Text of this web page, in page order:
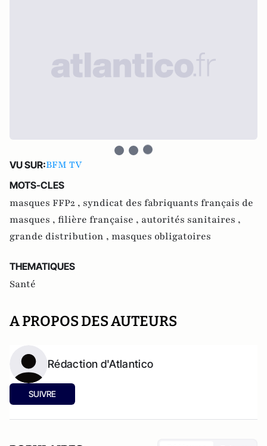
VU SUR:BFM TV
MOTS-CLES
masques FFP2 , syndicat des fabriquants français de
masques , filière française , autorités sanitaires ,
grande distribution , masques obligatoires
THEMATIQUES
Santé
A PROPOS DES AUTEURS
Rédaction d'Atlantico
SUIVRE